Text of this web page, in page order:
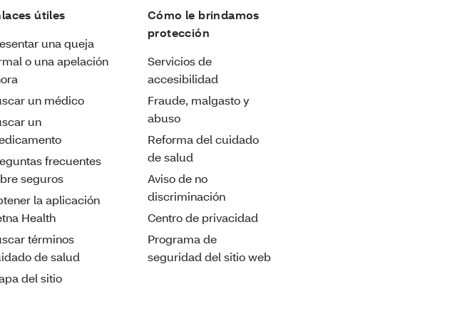
útiles
una queja
o una apelación
un médico
un
frecuentes
seguros
la aplicación
Health
términos
de salud
del sitio
Cómo le brindamos
protección
Servicios de
accesibilidad
Fraude, malgasto y
abuso
Reforma del cuidado
de salud
Aviso de no
discriminación
Centro de privacidad
Programa de
seguridad del sitio web